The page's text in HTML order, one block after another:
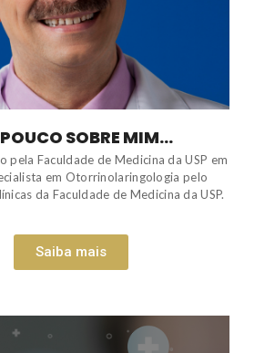
SOBRE MIM...
pela Faculdade de Medicina da USP em
em Otorrinolaringologia pelo
da Faculdade de Medicina da USP.
Saiba mais